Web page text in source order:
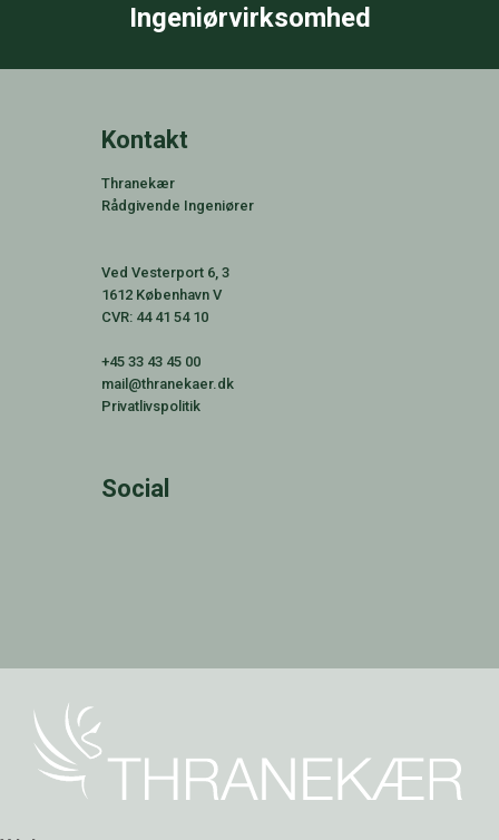
Ingeniørvirksomhed
Kontakt
Thranekær
Rådgivende Ingeniører
Ved Vesterport 6, 3
1612 København V
CVR: 44 41 54 10
+45 33 43 45 00
mail@thranekaer.dk
Privatlivspolitik
Social